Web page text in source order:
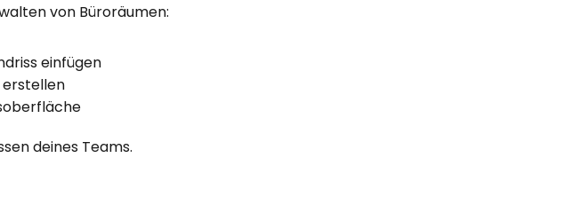
von Büroräumen:
einfügen
erstellen
deines Teams.